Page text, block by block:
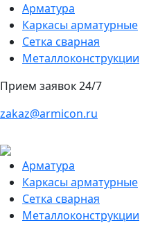
Арматура
Каркасы арматурные
Сетка сварная
Металлоконструкции
Прием заявок 24/7
zakaz@armicon.ru
Арматура
Каркасы арматурные
Сетка сварная
Металлоконструкции